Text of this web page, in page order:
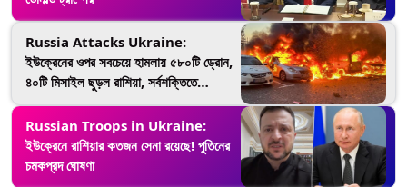
Russia Attacks Ukraine:
ইউক্রেনের ওপর সবচেয়ে হামলায় ৫৮০টি ড্রোন,
৪০টি মিসাইল ছুড়ল রাশিয়া, সর্বশক্তিতে
ঝাঁপালেন পুতিন
Russian Troops in Ukraine:
ইউক্রেনে রাশিয়ার কতজন সেনা রয়েছে! পুতিনের
চমকপ্রদ ঘোষণা